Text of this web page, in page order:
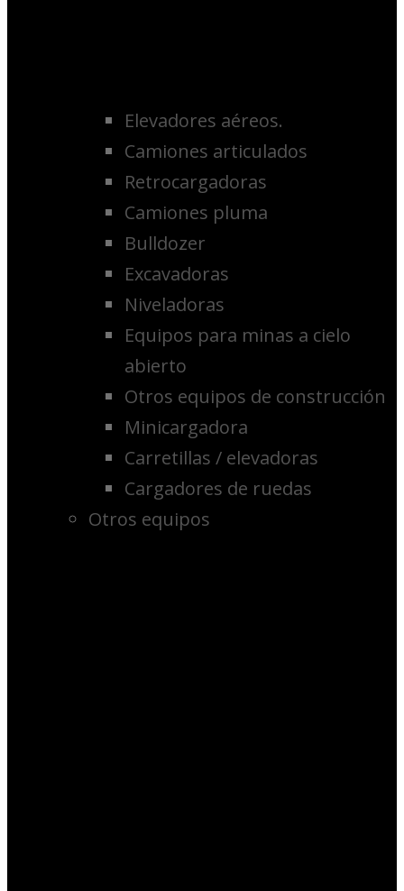
Elevadores aéreos.
Camiones articulados
Retrocargadoras
Camiones pluma
Bulldozer
Excavadoras
Niveladoras
Equipos para minas a cielo
abierto
Otros equipos de construcción
Minicargadora
Carretillas / elevadoras
Cargadores de ruedas
Otros equipos